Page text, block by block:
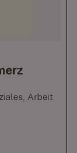
Arbeit